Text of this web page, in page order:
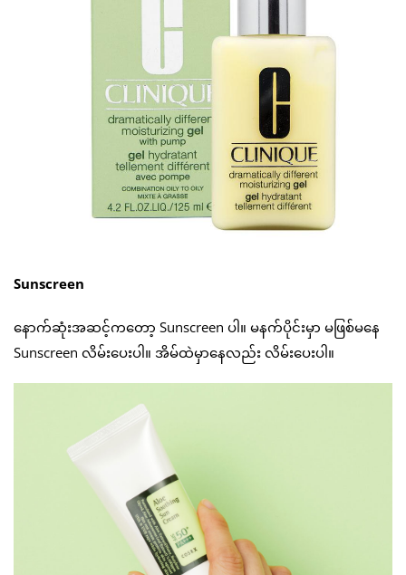
Sunscreen
နောက်ဆုံးအဆင့်ကတော့ Sunscreen ပါ။ မနက်ပိုင်းမှာ မဖြစ်မနေ
Sunscreen လိမ်းပေးပါ။ အိမ်ထဲမှာနေလည်း လိမ်းပေးပါ။